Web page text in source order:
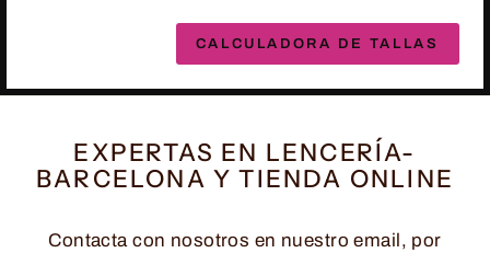
CALCULADORA DE TALLAS
EXPERTAS EN LENCERÍA-
BARCELONA Y TIENDA ONLINE
Contacta con nosotros en nuestro email, por